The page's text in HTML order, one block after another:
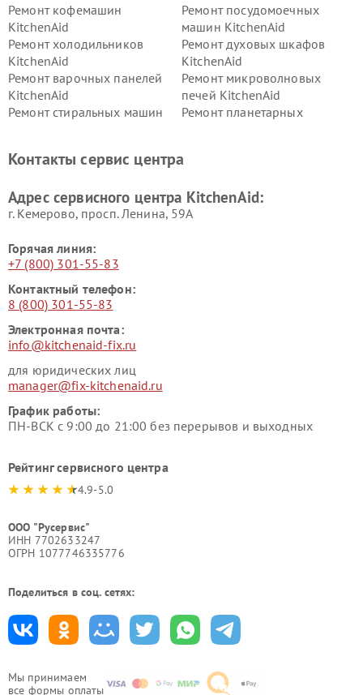
Мы принимаем
все формы оплаты
Ремонт кофемашин
KitchenAid
Ремонт посудомоечных
машин KitchenAid
Ремонт холодильников
KitchenAid
Ремонт духовых шкафов
KitchenAid
Ремонт варочных панелей
KitchenAid
Ремонт микроволновых
печей KitchenAid
Ремонт стиральных машин
Ремонт планетарных
Контакты сервис центра
Адрес сервисного центра KitchenAid:
г. Кемерово, просп. Ленина, 59А
Горячая линия:
+7 (800) 301-55-83
Контактный телефон:
8 (800) 301-55-83
Электронная почта:
info@kitchenaid-fix.ru
для юридических лиц
manager@fix-kitchenaid.ru
График работы:
ПН-ВСК с 9:00 до 21:00 без перерывов и выходных
Рейтинг сервисного центра
4.9-5.0
ООО "Русервис"
ИНН 7702633247
ОГРН 1077746335776
Поделиться в соц. сетях: